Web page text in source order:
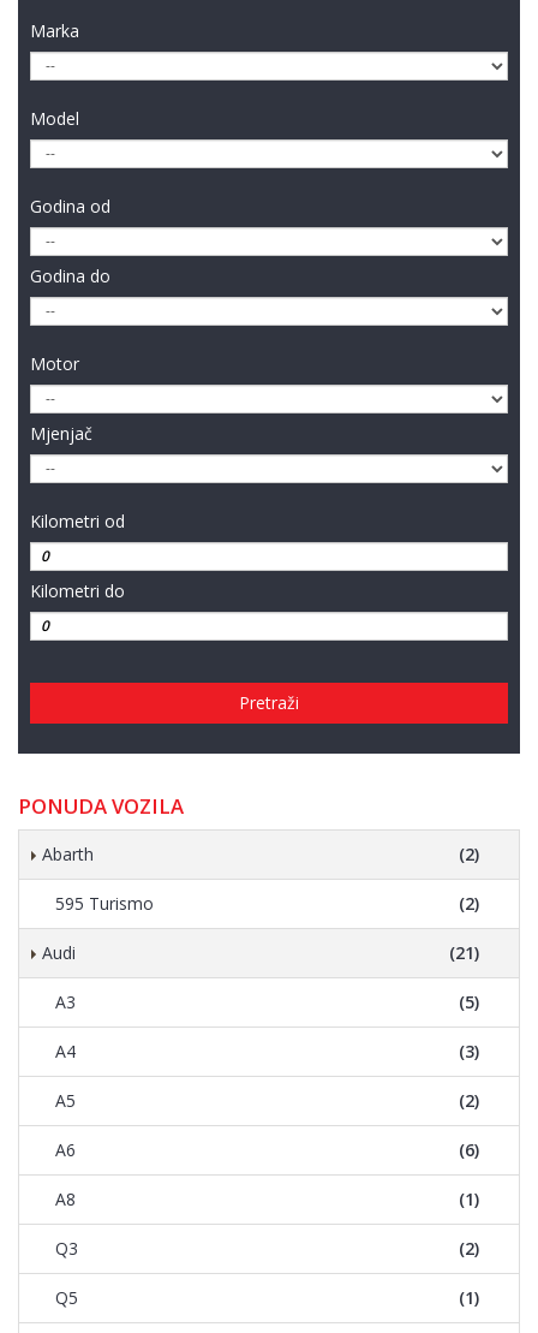
Marka
Model
Godina od
Godina do
Motor
Mjenjač
Kilometri od
Kilometri do
Pretraži
PONUDA VOZILA
Abarth (2)
595 Turismo (2)
Audi (21)
A3 (5)
A4 (3)
A5 (2)
A6 (6)
A8 (1)
Q3 (2)
Q5 (1)